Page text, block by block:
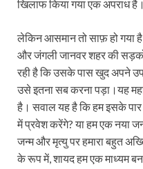
खिलाफ किया गया एक अपराध
लेकिन आसमान तो साफ़ हो गया
और जंगली जानवर शहर की
रही है कि उसके पास खुद अपने
उसे इतना सब करना पड़ा।यह
है। सवाल यह है कि हम इसके
में प्रवेश करेंगे? या हम एक नया
जन्म और मृत्यु पर हमारा बहुत
के रूप में, शायद हम एक माध्यम